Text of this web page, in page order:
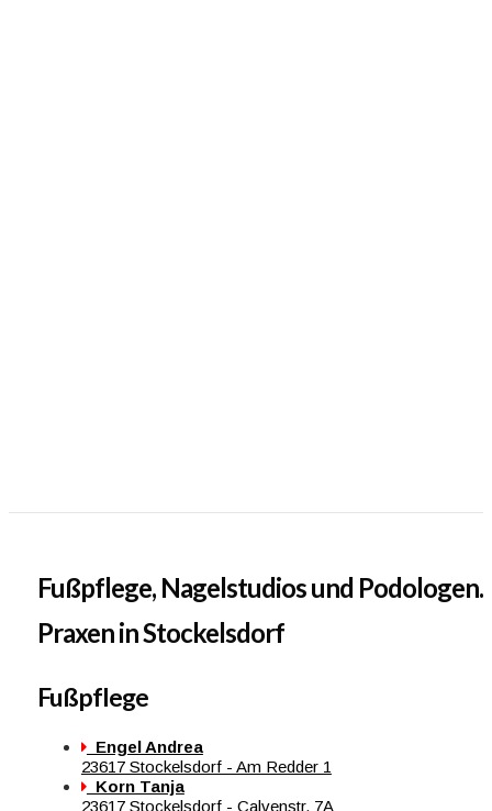
Fußpflege, Nagelstudios und Podologen.
Praxen in Stockelsdorf
Fußpflege
Engel Andrea
23617 Stockelsdorf - Am Redder 1
Korn Tanja
23617 Stockelsdorf - Calvenstr. 7A